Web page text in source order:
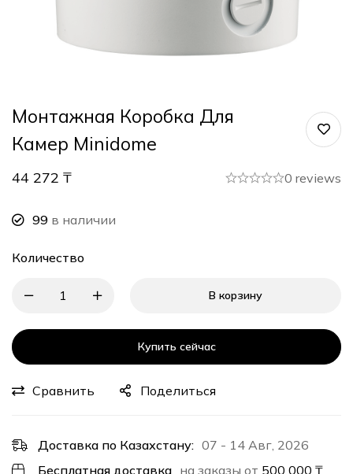
Монтажная Коробка Для
Камер Minidome
44 272 ₸ 0 reviews
99 в наличии
Количество
В корзину
Купить сейчас
Сравнить Поделиться
Доставка по Казахстану: 07 - 14 Авг, 2026
Бесплатная доставка на заказы от 500 000 ₸